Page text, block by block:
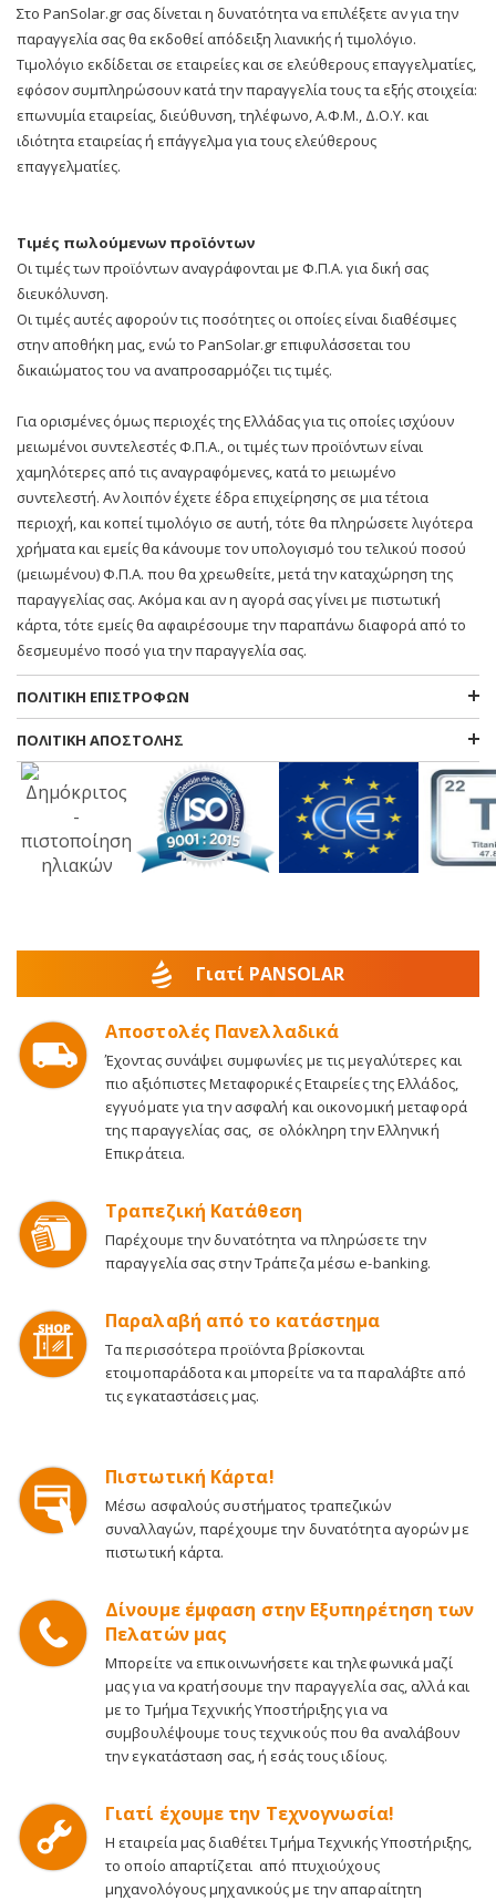
Στο PanSolar.gr σας δίνεται η δυνατότητα να επιλέξετε αν για την
παραγγελία σας θα εκδοθεί απόδειξη λιανικής ή τιμολόγιο.
Τιμολόγιο εκδίδεται σε εταιρείες και σε ελεύθερους επαγγελματίες,
εφόσον συμπληρώσουν κατά την παραγγελία τους τα εξής στοιχεία:
επωνυμία εταιρείας, διεύθυνση, τηλέφωνο, Α.Φ.Μ., Δ.Ο.Υ. και
ιδιότητα εταιρείας ή επάγγελμα για τους ελεύθερους
επαγγελματίες.
Τιμές πωλούμενων προϊόντων
Οι τιμές των προϊόντων αναγράφονται με Φ.Π.Α. για δική σας
διευκόλυνση.
Οι τιμές αυτές αφορούν τις ποσότητες οι οποίες είναι διαθέσιμες
στην αποθήκη μας, ενώ το PanSolar.gr επιφυλάσσεται του
δικαιώματος του να αναπροσαρμόζει τις τιμές.
Για ορισμένες όμως περιοχές της Ελλάδας για τις οποίες ισχύουν
μειωμένοι συντελεστές Φ.Π.Α., οι τιμές των προϊόντων είναι
χαμηλότερες από τις αναγραφόμενες, κατά το μειωμένο
συντελεστή. Αν λοιπόν έχετε έδρα επιχείρησης σε μια τέτοια
περιοχή, και κοπεί τιμολόγιο σε αυτή, τότε θα πληρώσετε λιγότερα
χρήματα και εμείς θα κάνουμε τον υπολογισμό του τελικού ποσού
(μειωμένου) Φ.Π.Α. που θα χρεωθείτε, μετά την καταχώρηση της
παραγγελίας σας. Ακόμα και αν η αγορά σας γίνει με πιστωτική
κάρτα, τότε εμείς θα αφαιρέσουμε την παραπάνω διαφορά από το
δεσμευμένο ποσό για την παραγγελία σας.
ΠΟΛΙΤΙΚΗ ΕΠΙΣΤΡΟΦΩΝ
ΠΟΛΙΤΙΚΗ ΑΠΟΣΤΟΛΗΣ
Γιατί PANSOLAR
Αποστολές Πανελλαδικά
Έχοντας συνάψει συμφωνίες με τις μεγαλύτερες και
πιο αξιόπιστες Μεταφορικές Εταιρείες της Ελλάδος,
εγγυόματε για την ασφαλή και οικονομική μεταφορά
της παραγγελίας σας, σε ολόκληρη την Ελληνική
Επικράτεια.
Τραπεζική Κατάθεση
Παρέχουμε την δυνατότητα να πληρώσετε την
παραγγελία σας στην Τράπεζα μέσω e-banking.
Παραλαβή από το κατάστημα
Τα περισσότερα προϊόντα βρίσκονται
ετοιμοπαράδοτα και μπορείτε να τα παραλάβτε από
τις εγκαταστάσεις μας.
Πιστωτική Κάρτα!
Μέσω ασφαλούς συστήματος τραπεζικών
συναλλαγών, παρέχουμε την δυνατότητα αγορών με
πιστωτική κάρτα.
Δίνουμε έμφαση στην Εξυπηρέτηση των
Πελατών μας
Μπορείτε να επικοινωνήσετε και τηλεφωνικά μαζί
μας για να κρατήσουμε την παραγγελία σας, αλλά και
με το Τμήμα Τεχνικής Υποστήριξης για να
συμβουλέψουμε τους τεχνικούς που θα αναλάβουν
την εγκατάσταση σας, ή εσάς τους ιδίους.
Γιατί έχουμε την Τεχνογνωσία!
Η εταιρεία μας διαθέτει Τμήμα Τεχνικής Υποστήριξης,
το οποίο απαρτίζεται από πτυχιούχους
μηχανολόγους μηχανικούς με την απαραίτητη